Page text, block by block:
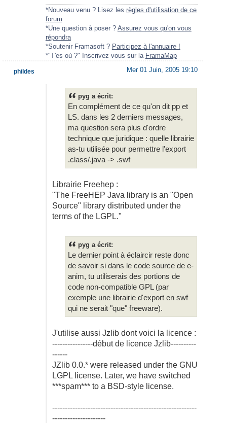
*Nouveau venu ? Lisez les règles d'utilisation de ce
forum
*Une question à poser ? Assurez vous qu'on vous
répondra
*Soutenir Framasoft ? Participez à l'annuaire !
*"T'es où ?" Inscrivez vous sur la FramaMap
Mer 01 Juin, 2005 19:10
pyg a écrit:
En complément de ce qu'on dit pp et
LS. dans les 2 derniers messages,
ma question sera plus d'ordre
technique que juridique : quelle librairie
as-tu utilisée pour permettre l'export
.class/.java -> .swf
Librairie Freehep :
"The FreeHEP Java library is an "Open
Source" library distributed under the
terms of the LGPL."
pyg a écrit:
Le dernier point à éclaircir reste donc
de savoir si dans le code source de e-
anim, tu utiliserais des portions de
code non-compatible GPL (par
exemple une librairie d'export en swf
qui ne serait "que" freeware).
J'utilise aussi Jzlib dont voici la licence :
----------------début de licence Jzlib----------
------
JZlib 0.0.* were released under the GNU
LGPL license. Later, we have switched
***spam*** to a BSD-style license.
---------------------------------------------------------
---------------------
phildes